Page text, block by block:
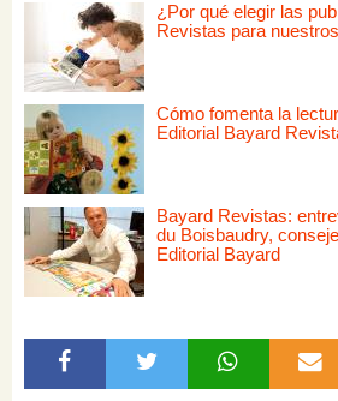
¿Por qué elegir las
Revistas para
Cómo fomenta la
Editorial Bayard
Bayard Revistas:
du Boisbaudry,
Editorial Bayard